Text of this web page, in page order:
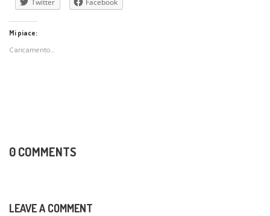
Twitter Facebook
Mi piace:
Caricamento...
0 COMMENTS
LEAVE A COMMENT